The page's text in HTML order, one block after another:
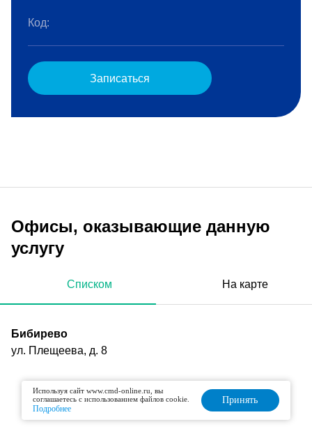
Код:
Записаться
Офисы, оказывающие данную
услугу
Списком На карте
Бибирево
ул. Плещеева, д. 8
Используя сайт www.cmd-online.ru, вы
соглашаетесь с использованием файлов cookie.
Подробнее
Принять